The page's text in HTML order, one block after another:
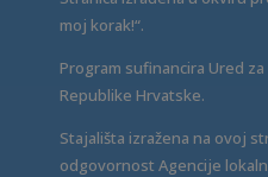
moj korak!“.
Program sufinancira Ured
Republike Hrvatske.
Stajališta izražena na ovoj
odgovornost Agencije